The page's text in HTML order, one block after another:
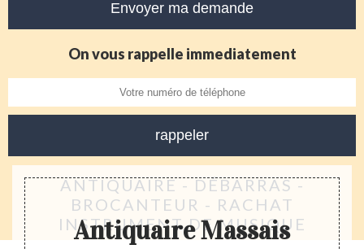
On vous rappelle immediatement
ANTIQUAIRE - DÉBARRAS -
BROCANTEUR - RACHAT
INSTRUMENT DE MUSIQUE
Antiquaire Massais